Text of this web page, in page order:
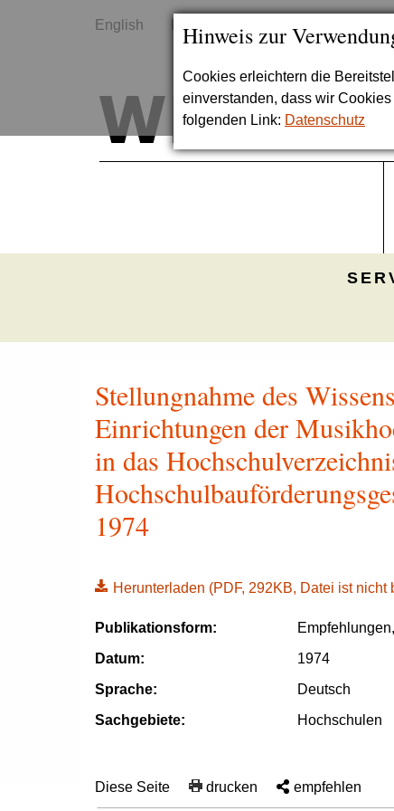
Hinweis zur
Cookies erleichtern die
einverstanden, dass wir
folgenden Link: Datenschutz
English
Stellungnahme des
Einrichtungen der
in das
1974
Herunterladen (PDF, 292KB, Datei ist nicht
Publikationsform:
Datum:
1974
Sprache:
Deutsch
Sachgebiete:
Hochschulen
Diese Seite drucken empfehlen